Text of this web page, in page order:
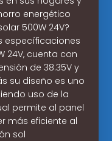
energético
500W 24V?
específicaciones
24V, cuenta con
de 38.35V y
su diseño es uno
uso de la
permite al panel
más eficiente al
sol